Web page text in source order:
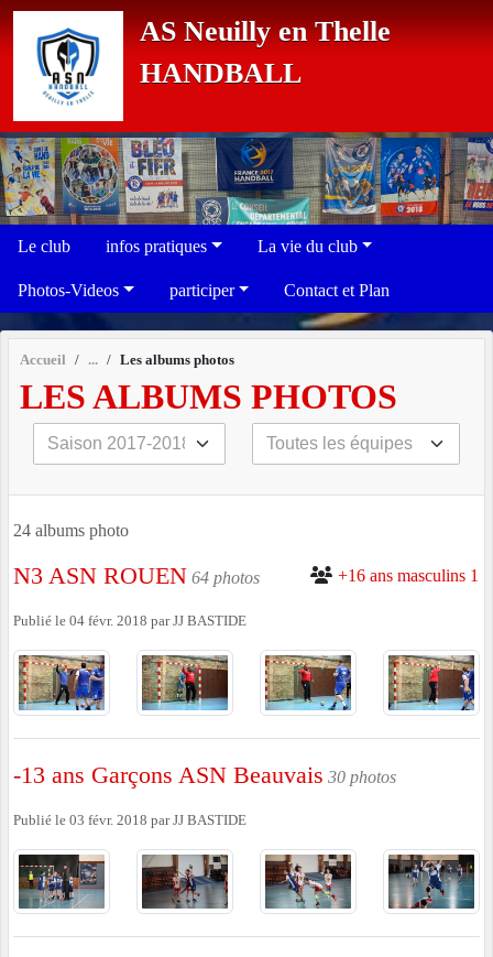
AS Neuilly en Thelle
HANDBALL
Le club infos pratiques La vie du club
Photos-Videos participer Contact et Plan
Accueil Les albums photos
LES ALBUMS PHOTOS
24 albums photo
N3 ASN ROUEN 64 photos +16 ans masculins 1
Publié le 04 févr. 2018 parJJ BASTIDE
-13 ans Garçons ASN Beauvais 30 photos
Publié le 03 févr. 2018 parJJ BASTIDE
Panneau de gestion des cookies